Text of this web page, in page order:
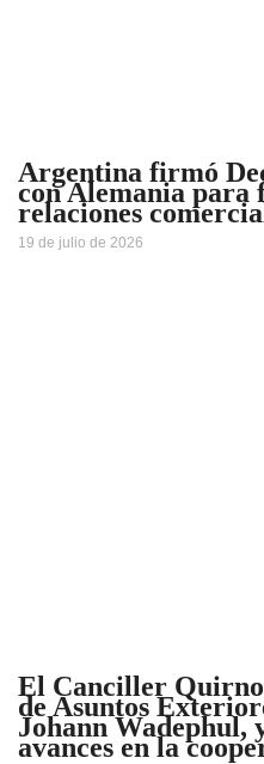
Argentina firmó
con Alemania para
relaciones
19 de julio de 2026
El Canciller
de Asuntos
Johann Wadephul,
avances en la